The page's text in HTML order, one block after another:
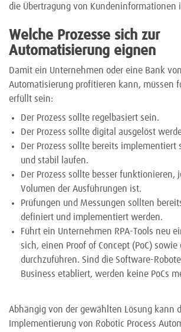
die Übertragung von Kundeninformationen
Welche Prozesse sich zur
Automatisierung eignen
Damit ein Unternehmen oder eine Bank
Automatisierung profitieren kann, müssen
erfüllt sein:
Der Prozess sollte regelbasiert sein.
Der Prozess sollte digital ausgelöst
Der Prozess sollte bereits
und stabil laufen.
Der Prozess sollte besser funktionieren,
Volumen der Ausführungen ist.
Prüfungen und Messungen sollten
definiert und implementiert werden.
Führt ein Unternehmen RPA-Tools neu
sich, einen Proof of Concept (PoC)
durchzuführen. Sind die Software-
Business etabliert, werden keine PoCs
Abhängig von der gewählten Lösung kann
Implementierung von Robotic Process